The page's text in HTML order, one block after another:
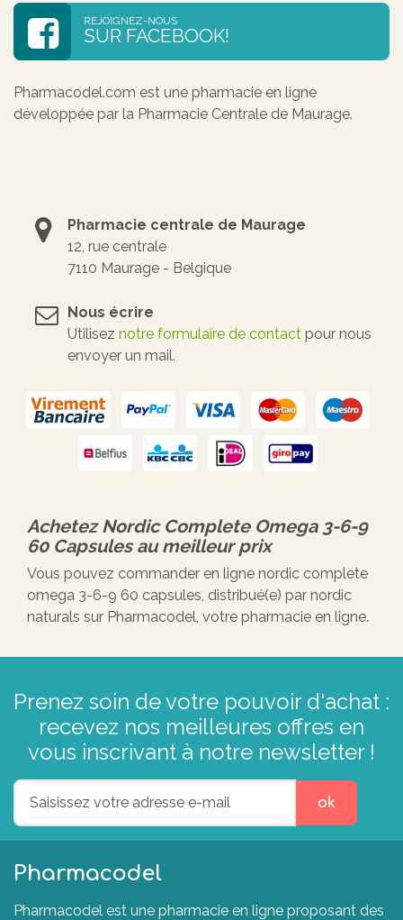
REJOIGNEZ-NOUS
SUR FACEBOOK!
Pharmacodel.com est une pharmacie en ligne
développée par la Pharmacie Centrale de Maurage.
Pharmacie centrale de Maurage
12, rue centrale
7110 Maurage - Belgique
Nous écrire
Utilisez notre formulaire de contact pour nous
envoyer un mail.
AchetezNordic Complete Omega 3-6-9
60 Capsulesau meilleur prix
Vous pouvez commander en ligne nordic complete
omega 3-6-9 60 capsules, distribué(e) par nordic
naturals sur Pharmacodel, votre pharmacie en ligne.
Prenez soin de votre pouvoir d'achat :
recevez nos meilleures offres en
vous inscrivant à notre newsletter !
ok
Pharmacodel
Pharmacodel est une pharmacie en ligne proposant des